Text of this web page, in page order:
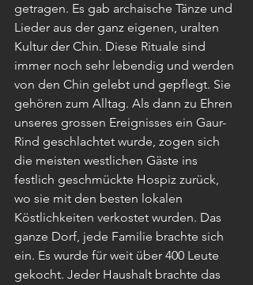
getragen. Es gab archaische Tänze und
Lieder aus der ganz eigenen, uralten
Kultur der Chin. Diese Rituale sind
immer noch sehr lebendig und werden
von den Chin gelebt und gepflegt. Sie
gehören zum Alltag. Als dann zu Ehren
unseres grossen Ereignisses ein Gaur-
Rind geschlachtet wurde, zogen sich
die meisten westlichen Gäste ins
festlich geschmückte Hospiz zurück,
wo sie mit den besten lokalen
Köstlichkeiten verkostet wurden. Das
ganze Dorf, jede Familie brachte sich
ein. Es wurde für weit über 400 Leute
gekocht. Jeder Haushalt brachte das